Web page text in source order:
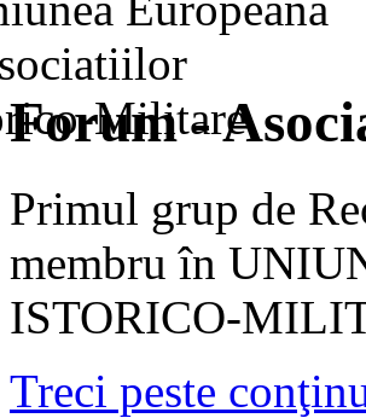
Forum -
Primul grup de
membru în
ISTORICO-
Treci peste